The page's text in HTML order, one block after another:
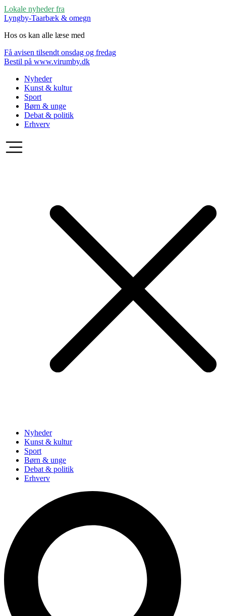
Lokale nyheder fra
Lyngby-Taarbæk & omegn
Hos os kan alle læse med
Få avisen tilsendt onsdag og fredag
Bestil på www.virumby.dk
Nyheder
Kunst & kultur
Sport
Børn & unge
Debat & politik
Erhverv
Nyheder
Kunst & kultur
Sport
Børn & unge
Debat & politik
Erhverv